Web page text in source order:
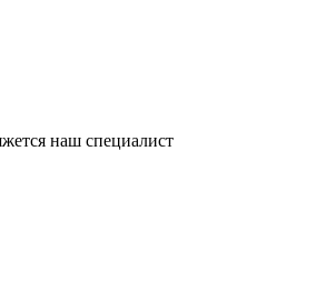
наш специалист